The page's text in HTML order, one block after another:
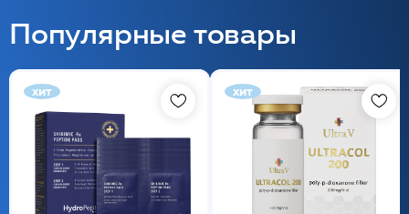
Популярные товары
хит хит